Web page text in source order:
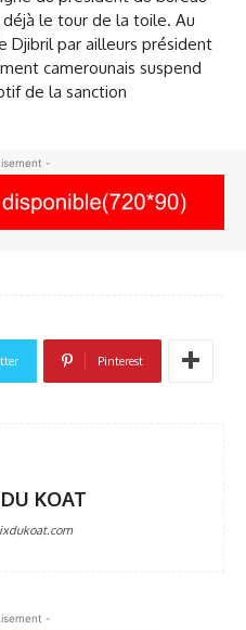
-
Pinterest
KOAT
-